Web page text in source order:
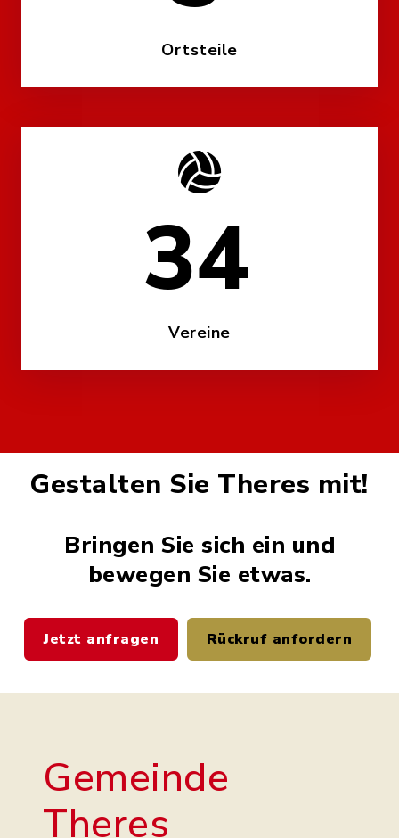
Ortsteile
48
Vereine
Gestalten Sie Theres mit!
Bringen Sie sich ein und
bewegen Sie etwas.
Jetzt anfragen Rückruf anfordern
Gemeinde
Theres